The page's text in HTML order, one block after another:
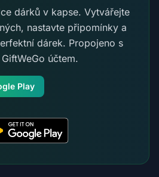
dárků v kapse. Vytvářejte
nastavte připomínky a
dárek. Propojeno s
účtem.
Play